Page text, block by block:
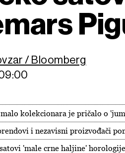
/ Bloomberg
kolekcionara je pričalo o
i nezavisni proizvođači
'male crne haljine'